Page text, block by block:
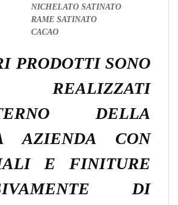
SATINATO
PRODOTTI SONO
REALIZZATI
DELLA
AZIENDA CON
E FINITURE
DI